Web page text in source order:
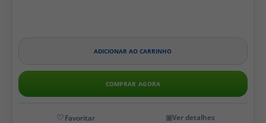
ADICIONAR AO CARRINHO
COMPRAR AGORA
Ver detalhes